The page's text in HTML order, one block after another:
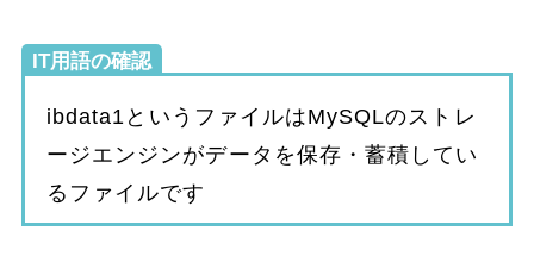
IT用語の確認
ibdata1というファイルはMySQLのストレ
ージエンジンがデータを保存・蓄積してい
るファイルです